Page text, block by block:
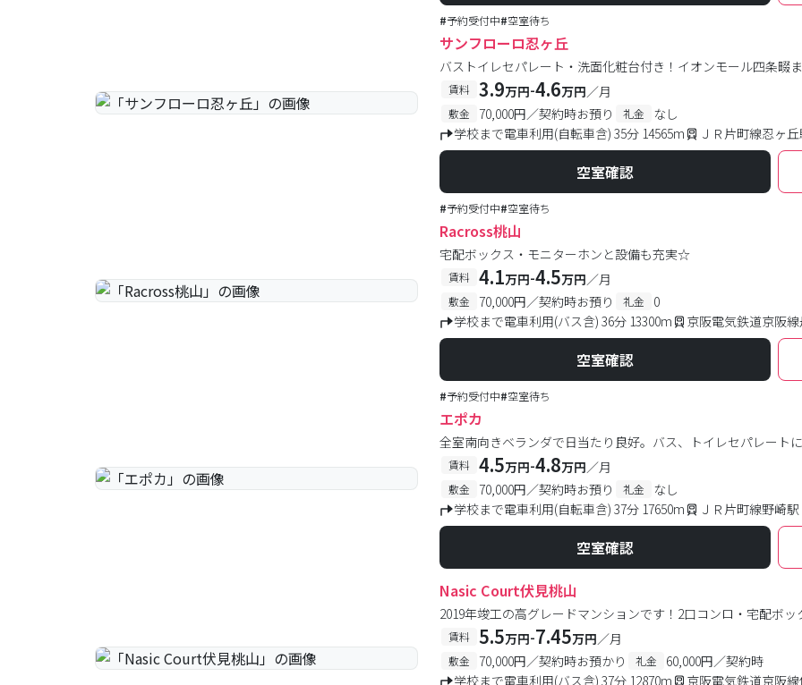
#予約受付中#空室待ち
サンフローロ忍ヶ丘
バストイレセパレート・洗面化粧台付き！イオンモール四条畷
賃料 3.9万円-4.6万円／月
敷金 70,000円／契約時お預り 礼金
なし
学校まで電車利用(自転車含) 35分 14565m
ＪＲ片町線忍ヶ
空室確認
#予約受付中#空室待ち
Racross桃山
宅配ボックス・モニターホンと設備も充実☆
賃料 4.1万円-4.5万円／月
敷金 70,000円／契約時お預り 礼金
0
学校まで電車利用(バス含) 36分 13300m
京阪電気鉄道京阪
空室確認
#予約受付中#空室待ち
エポカ
全室南向きベランダで日当たり良好。バス、トイレセパレート
賃料 4.5万円-4.8万円／月
敷金 70,000円／契約時お預り 礼金
なし
学校まで電車利用(自転車含) 37分 17650m
ＪＲ片町線野崎
空室確認
Nasic Court伏見桃山
2019年竣工の高グレードマンションです！2口コンロ・宅配ボ
賃料 5.5万円-7.45万円／月
敷金 70,000円／契約時お預かり 礼金
60,000円／契約時
学校まで電車利用(バス含) 37分 12870m
京阪電気鉄道京阪